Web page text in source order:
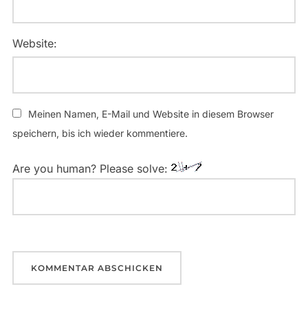
Website:
Meinen Namen, E-Mail und Website in diesem Browser
speichern, bis ich wieder kommentiere.
Are you human? Please solve: